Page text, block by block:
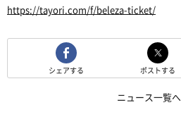
https://tayori.com/f/beleza-ticket/
シェアする ポストする
ニュース一覧へ